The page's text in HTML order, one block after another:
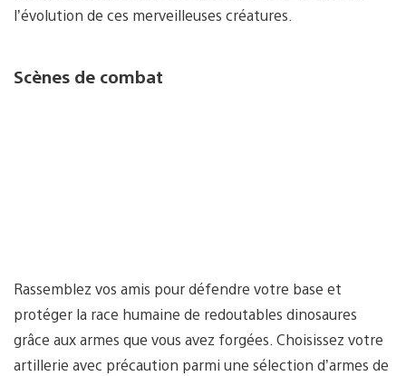
l’évolution de ces merveilleuses créatures.
Scènes de combat
Rassemblez vos amis pour défendre votre base et
protéger la race humaine de redoutables dinosaures
grâce aux armes que vous avez forgées. Choisissez votre
artillerie avec précaution parmi une sélection d’armes de